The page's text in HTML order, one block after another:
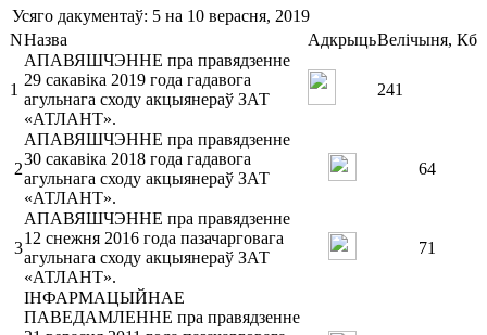
Усяго дакументаў: 5 на 10 верасня, 2019
NНазва АдкрыцьВелiчыня, Кб
1
АПАВЯШЧЭННЕ пра правядзенне
29 сакавіка 2019 года гадавога
агульнага сходу акцыянераў ЗАТ
«АТЛАНТ».
241
2
АПАВЯШЧЭННЕ пра правядзенне
30 сакавіка 2018 года гадавога
агульнага сходу акцыянераў ЗАТ
«АТЛАНТ».
64
3
АПАВЯШЧЭННЕ пра правядзенне
12 снежня 2016 года пазачарговага
агульнага сходу акцыянераў ЗАТ
«АТЛАНТ».
71
ІНФАРМАЦЫЙНАЕ
ПАВЕДАМЛЕННЕ пра правядзенне